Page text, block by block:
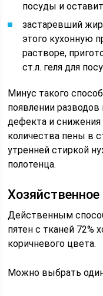
посуды и
застаревший
этого кухонную
растворе,
ст.л. геля для
Минус такого
появлении разводов
дефекта и снижения
количества пены в
утренней стиркой
полотенца.
Действенным
пятен с тканей
коричневого цвета.
Можно выбрать